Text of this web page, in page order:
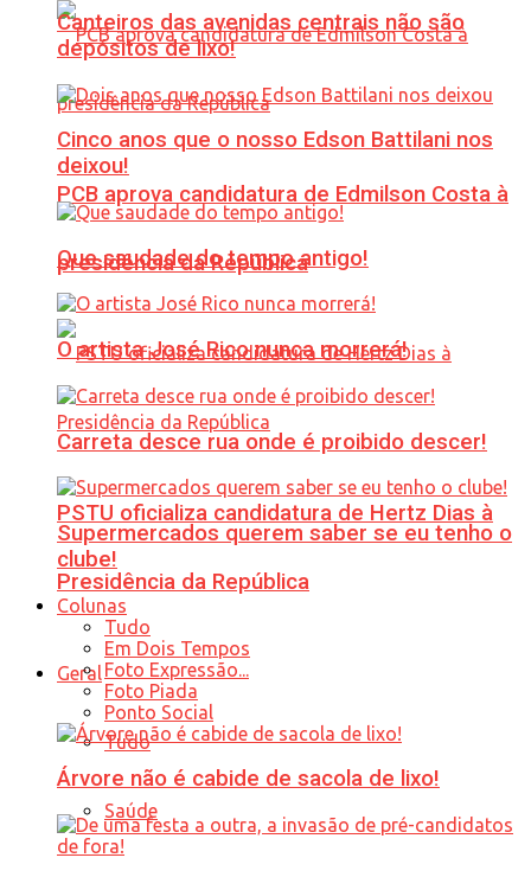
PCB aprova candidatura de Edmilson Costa à
presidência da República
PSTU oficializa candidatura de Hertz Dias à
Presidência da República
Geral
Tudo
Saúde
Canteiros das avenidas centrais não são
depósitos de lixo!
Cinco anos que o nosso Edson Battilani nos
deixou!
Que saudade do tempo antigo!
O artista José Rico nunca morrerá!
Carreta desce rua onde é proibido descer!
Supermercados querem saber se eu tenho o
clube!
Colunas
Tudo
Em Dois Tempos
Foto Expressão...
Foto Piada
Ponto Social
Árvore não é cabide de sacola de lixo!